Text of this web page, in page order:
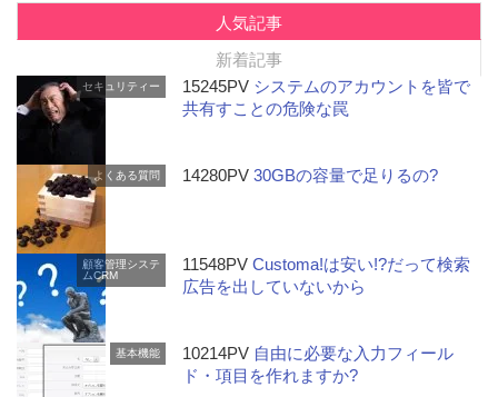
人気記事
新着記事
セキュリティー 15245PV システムのアカウントを皆で
共有すことの危険な罠
よくある質問 14280PV30GBの容量で足りるの?
顧客管理システ
ムCRM
11548PVCustoma!は安い!?だって検索
広告を出していないから
基本機能 10214PV 自由に必要な入力フィール
ド・項目を作れますか?